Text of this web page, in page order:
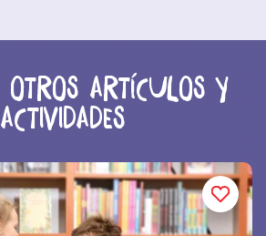
otros artículos y
actividades